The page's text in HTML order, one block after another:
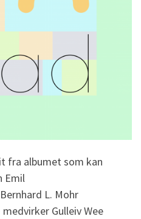
fra albumet som kan
Emil
L. Mohr
Gulleiv Wee